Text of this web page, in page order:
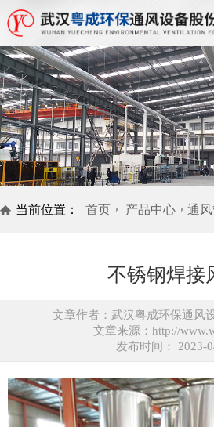
当前位置： 首页 产品中心 通
不锈钢焊接
文章作者：武汉粤成环保通风
文章来源：http://
发布时间： 2023-